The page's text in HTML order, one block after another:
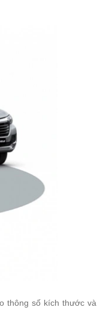
thông số kích thước và